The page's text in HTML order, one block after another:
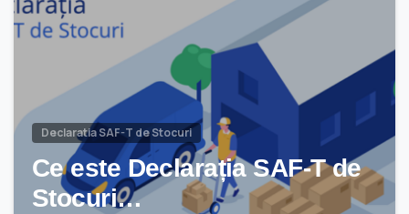
Declaratia SAF-T de Stocuri
Ce este Declarația SAF-T de
Stocuri…